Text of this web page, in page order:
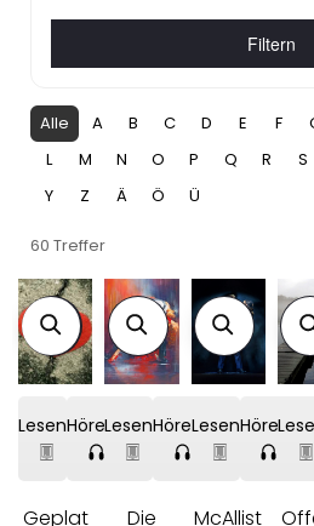
Filtern
Alle A B C D E F
L
M N O P Q R S
Y
Z Ä Ö Ü
60 Treffer
LesenHören
Geplat
LesenHören
Die
LesenHören
McAllist